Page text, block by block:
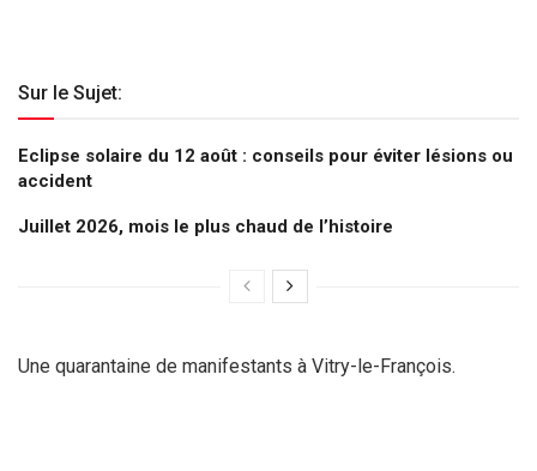
Sur le Sujet:
Eclipse solaire du 12 août : conseils pour éviter lésions ou
accident
Juillet 2026, mois le plus chaud de l’histoire
Une quarantaine de manifestants à Vitry-le-François.